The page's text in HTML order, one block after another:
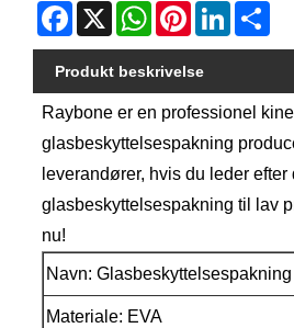
Facebook
X WhatsAppPinterestLinkedIn
Produkt beskrivelse
Raybone er en professionel
glasbeskyttelsespakning
leverandører, hvis du leder efter
glasbeskyttelsespakning til lav
nu!
Navn: Glasbeskyttelsespakning
Materiale: EVA